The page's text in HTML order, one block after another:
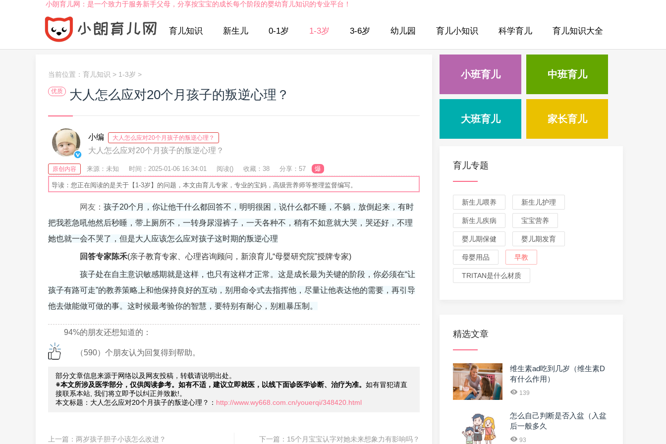
小朗育儿网：是一个致力于服务新手父母，分享按宝宝的成长每个阶段的婴幼育儿知识的专业平台！
育儿知识 新生儿 0-1岁 1-3岁 3-6岁 幼儿园 育儿小知识 科学育儿 育儿知识大全
当前位置： 育儿知识 > 1-3岁 >
优质 大人怎么应对20个月孩子的叛逆心理？
小编 大人怎么应对20个月孩子的叛逆心理？
大人怎么应对20个月孩子的叛逆心理？
原创内容 来源：未知 时间：2025-01-06 16:34:01 阅读() 收藏：38 分享：57 爆
导读：您正在阅读的是关于【1-3岁】的问题，本文由育儿专家，专业的宝妈，高级营养师等整理监督编写。
网友： 孩子20个月，你让他干什么都回答不，明明很困，说什么都不睡，不躺，放倒起来，有时
把我惹急吼他然后秒睡，带上厕所不，一转身尿湿裤子，一天各种不，稍有不如意就大哭，哭还好，不理
她也就一会不哭了，但是大人应该怎么应对孩子这时期的叛逆心理
回答专家陈禾(亲子教育专家、心理咨询顾问，新浪育儿“母婴研究院”授牌专家)
孩子处在自主意识敏感期就是这样，也只有这样才正常。这是成长最为关键的阶段，你必须在“让
孩子有路可走”的教养策略上和他保持良好的互动，别用命令式去指挥他，尽量让他表达他的需要，再引导
他去做能做可做的事。这时候最考验你的智慧，要特别有耐心，别粗暴压制。
94%的朋友还想知道的：
（590）个朋友认为回复得到帮助。
部分文章信息来源于网络以及网友投稿，转载请说明出处。
※本文所涉及医学部分，仅供阅读参考。如有不适，建议立即就医，以线下面诊医学诊断、治疗为准。 如有冒犯请直
接联系本站, 我们将立即予以纠正并致歉!。
本文标题：大人怎么应对20个月孩子的叛逆心理？： http://www.wy668.com.cn/youerqi/348420.html
上一篇： 两岁孩子胆子小该怎么改进？ 下一篇： 15个月宝宝认字对她未来想象力有影响吗？
小班育儿 中班育儿
大班育儿 家长育儿
育儿专题
新生儿喂养 新生儿护理
新生儿疾病 宝宝营养
婴儿期保健 婴儿期发育
母婴用品 早教
TRITAN是什么材质
精选文章
维生素ad吃到几岁（维生素D
有什么作用）
139
怎么自己判断是否入盆（入盆
后一般多久
93